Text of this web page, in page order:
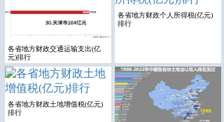
帮助文档
登录
注册
各省地方财政交通运输支出(亿
元)排行
各省地方财政个人所得税(亿元)
排行
各省地方财政土地增值税(亿元)
排行